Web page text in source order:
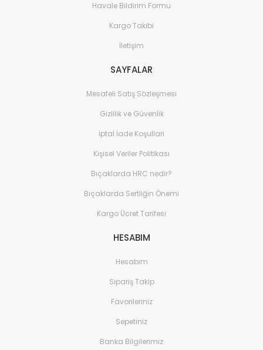
Havale Bildirim Formu
Kargo Takibi
İletişim
SAYFALAR
Mesafeli Satış Sözleşmesi
Gizlilik ve Güvenlik
İptal İade Koşullari
Kişisel Veriler Politikası
Bıçaklarda HRC nedir?
Bıçaklarda Sertliğin Önemi
Kargo Ücret Tarifesi
HESABIM
Hesabım
Sipariş Takip
Favorileriniz
Sepetiniz
Banka Bilgilerimiz